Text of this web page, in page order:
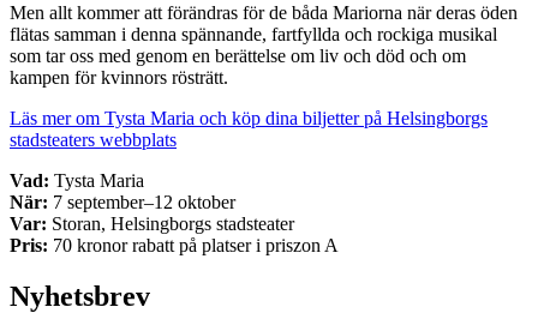
Men allt kommer att förändras för de båda Mariorna när deras öden
flätas samman i denna spännande, fartfyllda och rockiga musikal
som tar oss med genom en berättelse om liv och död och om
kampen för kvinnors rösträtt.
Läs mer om Tysta Maria och köp dina biljetter på Helsingborgs
stadsteaters webbplats
Vad: Tysta Maria
När: 7 september–12 oktober
Var: Storan, Helsingborgs stadsteater
Pris: 70 kronor rabatt på platser i priszon A
Nyhetsbrev